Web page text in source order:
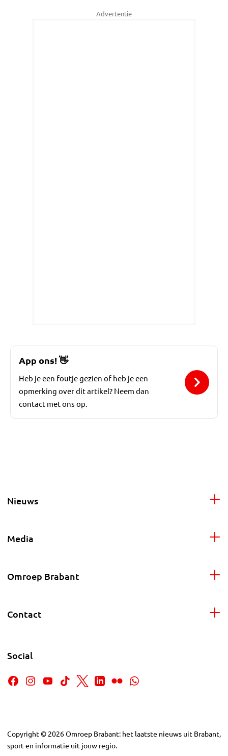
Advertentie
App ons!👋
Heb je een foutje gezien of heb je een
opmerking over dit artikel? Neem dan
contact met ons op.
Nieuws
Media
Omroep Brabant
Contact
Social
Copyright © 2026Omroep Brabant: het laatste nieuws uit Brabant,
sport en informatie uit jouw regio.